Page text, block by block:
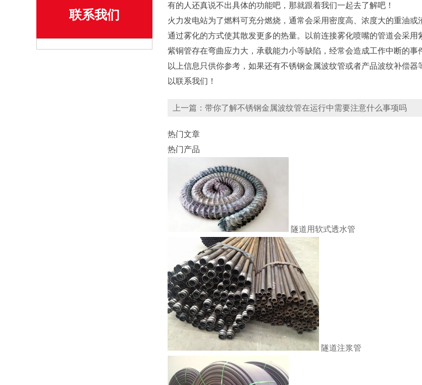
联系我们
有的人还真说不出具体的功能吧，那就跟着我们一起去了解吧！
火力发电站为了燃料可充分燃烧，通常会采用密度高、浓度大的重油或
通过雾化的方式使其散发更多的热量。以前连接雾化喷嘴的管道会采用
紫铜管存在弯曲应力大，承载能力小等缺陷，经常会造成工作中断的事
以上信息只供你参考，如果还有不锈钢金属波纹管或者产品波纹补偿器
以联系我们！
上一篇：带你了解不锈钢金属波纹管在运行中需要注意什么事项吗
热门文章
热门产品
隧道用软式透水管
隧道注浆管